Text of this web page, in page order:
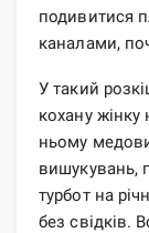
подивитися
каналами,
У такий
кохану
ньому
вишукувань,
турбот на
без свідків.